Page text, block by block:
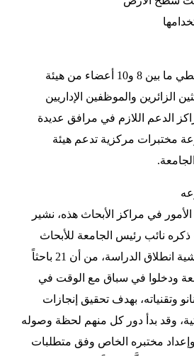
ويضم مركز الأبحاث النمطي ما بين 8 و10 أعضاء من هيئة
الزائرين والموظفين الإداريين
الدعم اللازم في مرافق عديدة
مختبرات مركزية تدعم هيئة
في مراكز الأبحاث هذه، نشير
نائب رئيس الجامعة للأبحاث
الدكتور محمد سماحة عشية انطلاق الدراسة، من أن 21 باحثاً
ودخلوا في سباق مع الوقت في
وتقنياته، بهدف تحقيق إنجازات
وقد بدأ دور كل منهم لحظة وصوله
مختبره الخاص وفق متطلبات